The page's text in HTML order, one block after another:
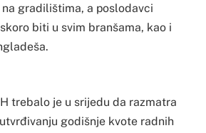
gradilištima, a poslodavci
biti u svim branšama, kao i
trebalo je u srijedu da razmatra
godišnje kvote radnih